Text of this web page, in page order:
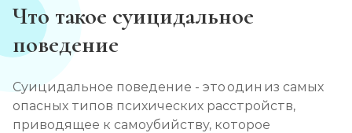
Что такое суицидальное
поведение
Суицидальное поведение - это один из самых
опасных типов психических расстройств,
приводящее к самоубийству, которое